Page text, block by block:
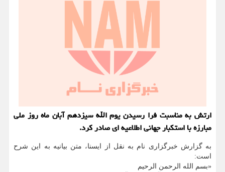
ارتش به مناسبت فرا رسیدن یوم الله سیزدهم آبان ماه روز ملی
مبارزه با استكبار جهانی اطلاعیه ای صادر كرد.
به گزارش خبرگزاری نام به نقل از ایسنا، متن بیانیه به این شرح
است:
«بسم الله الرحمن الرحیم